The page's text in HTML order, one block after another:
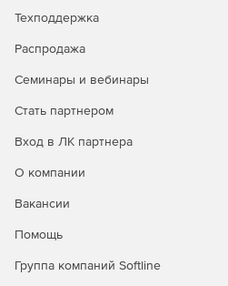
Техподдержка
Распродажа
Семинары и вебинары
Стать партнером
Вход в ЛК партнера
О компании
Вакансии
Помощь
Группа компаний Softline